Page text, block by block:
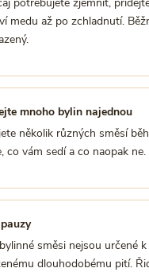
medu až po zchladnutí.
mnoho bylin najednou
několik různých směsí
co vám sedí a co naopak ne.
směsi nejsou určené k
dlouhodobému pití.